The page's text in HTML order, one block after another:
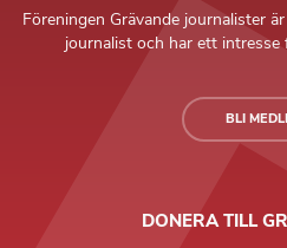
Föreningen Grävande journalister
journalist och har ett intresse
BLI
DONERA TILL